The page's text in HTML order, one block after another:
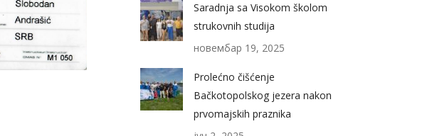
Saradnja sa Visokom školom
strukovnih studija
новембар 19, 2025
Prolećno čišćenje
Bačkotopolskog jezera nakon
prvomajskih praznika